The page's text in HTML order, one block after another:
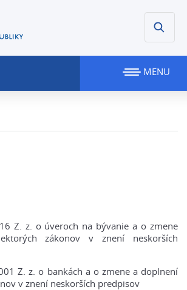
MENU
Z. z. o úveroch na bývanie a o zmene
zákonov v znení neskorších
Z. z. o bankách a o zmene a doplnení
v znení neskorších predpisov